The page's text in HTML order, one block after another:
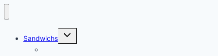
Sandwichs
Ouvrir/fermer